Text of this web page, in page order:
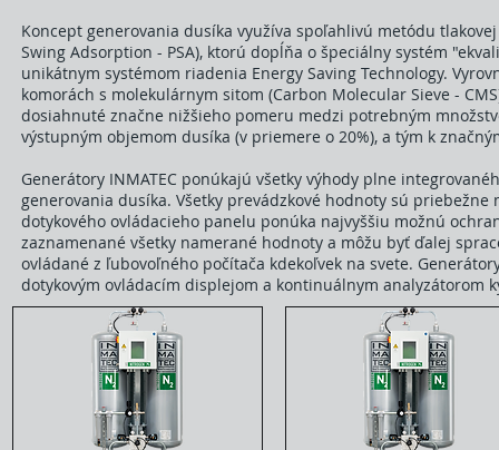
Koncept generovania dusíka využíva spoľahlivú metódu
Swing Adsorption - PSA), ktorú dopĺňa o špeciálny systém
unikátnym systémom riadenia Energy Saving Technology.
komorách s molekulárnym sitom (Carbon Molecular Sieve -
dosiahnuté značne nižšieho pomeru medzi potrebným
výstupným objemom dusíka (v priemere o 20%), a tým k
Generátory INMATEC ponúkajú všetky výhody plne
generovania dusíka. Všetky prevádzkové hodnoty sú
dotykového ovládacieho panelu ponúka najvyššiu možnú
zaznamenané všetky namerané hodnoty a môžu byť ďalej
ovládané z ľubovoľného počítača kdekoľvek na svete.
dotykovým ovládacím displejom a kontinuálnym analyzátorom